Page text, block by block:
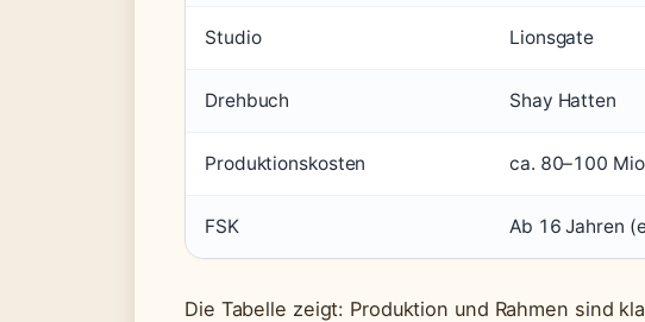
Studio Lionsgate
Drehbuch Shay Hatten
Produktionskosten ca. 80–100
FSK Ab 16 Jahren
Die Tabelle zeigt: Produktion und Rahmen sind